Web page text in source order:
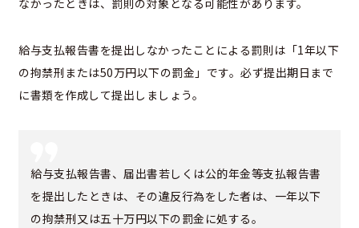
なかったときは、罰則の対象となる可能性があります。
給与支払報告書を提出しなかったことによる罰則は「1年以下
の拘禁刑または50万円以下の罰金」です。必ず提出期日まで
に書類を作成して提出しましょう。
給与支払報告書、届出書若しくは公的年金等支払報告書
を提出したときは、その違反行為をした者は、一年以下
の拘禁刑又は五十万円以下の罰金に処する。